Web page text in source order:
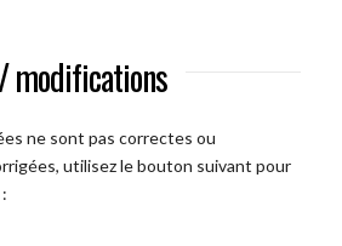
modifications
ne sont pas correctes ou
utilisez le bouton suivant pour